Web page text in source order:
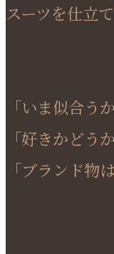
スーツを仕立て
「いま似合う
「好きかどう
「ブランド物